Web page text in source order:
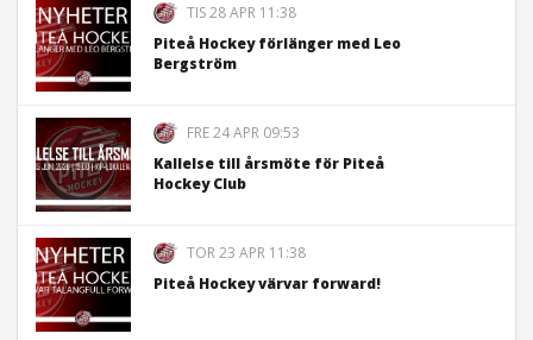
TIS 28 APR 11:38
Piteå Hockey förlänger med Leo
Bergström
FRE 24 APR 09:53
Kallelse till årsmöte för Piteå
Hockey Club
TOR 23 APR 11:38
Piteå Hockey värvar forward!